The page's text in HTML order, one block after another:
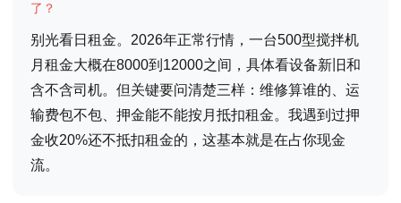
了？
别光看日租金。2026年正常行情，一台500型搅拌机
月租金大概在8000到12000之间，具体看设备新旧和
含不含司机。但关键要问清楚三样：维修算谁的、运
输费包不包、押金能不能按月抵扣租金。我遇到过押
金收20%还不抵扣租金的，这基本就是在占你现金
流。